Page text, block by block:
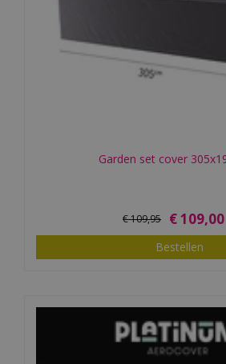
Garden set cover
€109,95 €109,00
Bestellen